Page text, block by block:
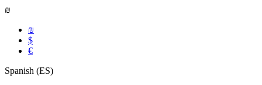
₪
₪
$
€
Spanish (ES)